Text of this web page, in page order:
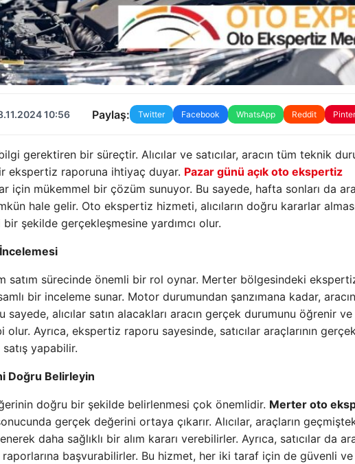
10:56 Paylaş: Twitter Facebook WhatsApp Reddit
gerektiren bir süreçtir. Alıcılar ve satıcılar, aracın tüm teknik
ekspertiz raporuna ihtiyaç duyar. Pazar günü açık oto ekspertiz
için mükemmel bir çözüm sunuyor. Bu sayede, hafta sonları da
hale gelir. Oto ekspertiz hizmeti, alıcıların doğru kararlar
şekilde gerçekleşmesine yardımcı olur.
satım sürecinde önemli bir rol oynar. Merter bölgesindeki
bir inceleme sunar. Motor durumundan şanzımana kadar,
alıcılar satın alacakları aracın gerçek durumunu öğrenir ve
Ayrıca, ekspertiz raporu sayesinde, satıcılar araçlarının
yapabilir.
Doğru Belirleyin
doğru bir şekilde belirlenmesi çok önemlidir. Merter oto
gerçek değerini ortaya çıkarır. Alıcılar, araçların
daha sağlıklı bir alım kararı verebilirler. Ayrıca, satıcılar da
başvurabilirler. Bu hizmet, her iki taraf için de güvenli